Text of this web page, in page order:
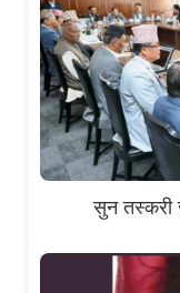
सुन तस्करी